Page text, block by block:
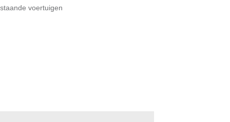
voertuigen